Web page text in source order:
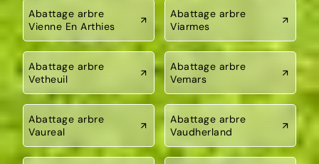
Abattage arbre
Vienne En Arthies
Abattage arbre
Viarmes
Abattage arbre
Vetheuil
Abattage arbre
Vemars
Abattage arbre
Vaureal
Abattage arbre
Vaudherland